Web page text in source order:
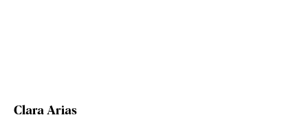
Clara Arias